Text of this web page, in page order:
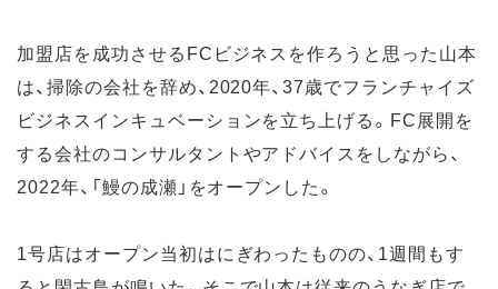
加盟店を成功させるFCビジネスを作ろうと思った山本
は、掃除の会社を辞め、2020年、37歳でフランチャイズ
ビジネスインキュベーションを立ち上げる。FC展開を
する会社のコンサルタントやアドバイスをしながら、
2022年、「鰻の成瀬」をオープンした。
1号店はオープン当初はにぎわったものの、1週間もす